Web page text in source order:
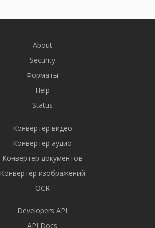
About
Security
Форматы
Help
Status
Конвертер видео
Конвертер аудио
Конвертер документов
Конвертер изображений
OCR
Developers API
API Docs